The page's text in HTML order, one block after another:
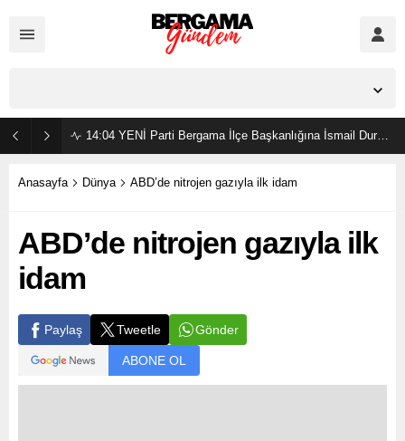
14:04 YENİ Parti Bergama İlçe Başkanlığına İsmail Durmaz görevlendirildi
Anasayfa Dünya ABD’de nitrojen gazıyla ilk idam
ABD’de nitrojen gazıyla ilk
idam
Paylaş Tweetle Gönder
ABONE OL